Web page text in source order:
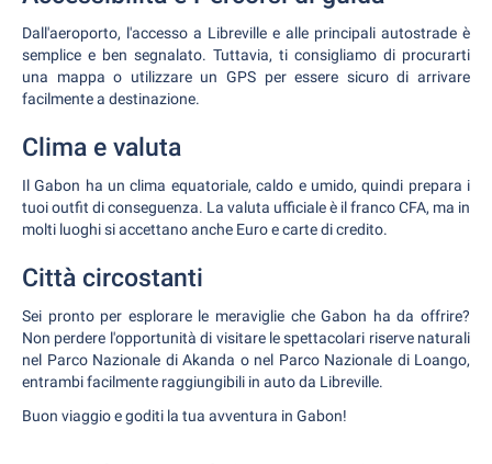
Dall'aeroporto, l'accesso a Libreville e alle principali autostrade è
semplice e ben segnalato. Tuttavia, ti consigliamo di procurarti
una mappa o utilizzare un GPS per essere sicuro di arrivare
facilmente a destinazione.
Clima e valuta
Il Gabon ha un clima equatoriale, caldo e umido, quindi prepara i
tuoi outfit di conseguenza. La valuta ufficiale è il franco CFA, ma in
molti luoghi si accettano anche Euro e carte di credito.
Città circostanti
Sei pronto per esplorare le meraviglie che Gabon ha da offrire?
Non perdere l'opportunità di visitare le spettacolari riserve naturali
nel Parco Nazionale di Akanda o nel Parco Nazionale di Loango,
entrambi facilmente raggiungibili in auto da Libreville.
Buon viaggio e goditi la tua avventura in Gabon!